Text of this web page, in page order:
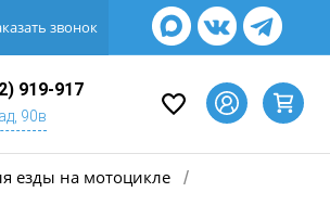
звонок
919-917
90в
езды на мотоцикле /